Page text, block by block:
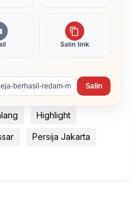
Salin link
Salin
Highlight
Persija Jakarta